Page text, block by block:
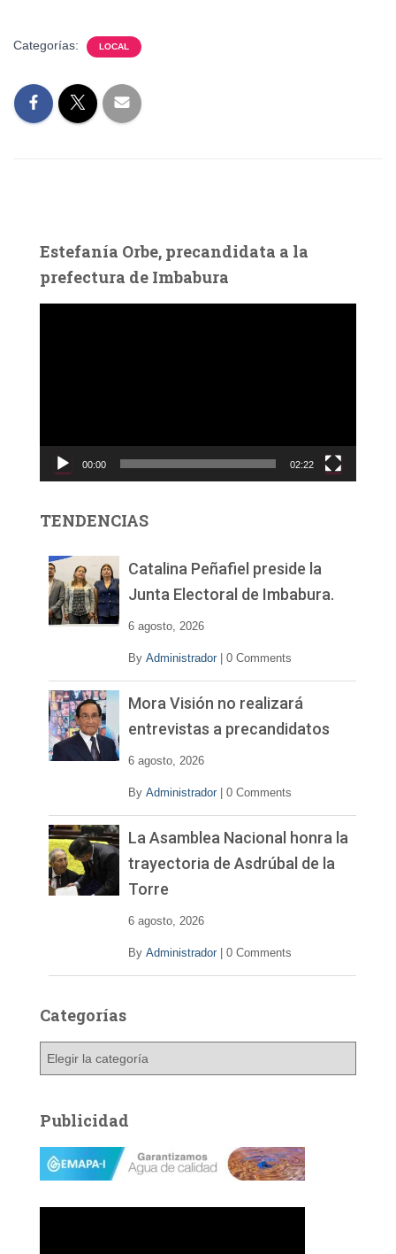
Categorías: LOCAL
Estefanía Orbe, precandidata a la
prefectura de Imbabura
c
d
00:00 02:22
TENDENCIAS
Catalina Peñafiel preside la
Junta Electoral de Imbabura.
6 agosto, 2026
By Administrador 0 Comments
Mora Visión no realizará
entrevistas a precandidatos
6 agosto, 2026
By Administrador 0 Comments
La Asamblea Nacional honra la
trayectoria de Asdrúbal de la
Torre
6 agosto, 2026
By Administrador 0 Comments
Categorías
g
o
a
Publicidad